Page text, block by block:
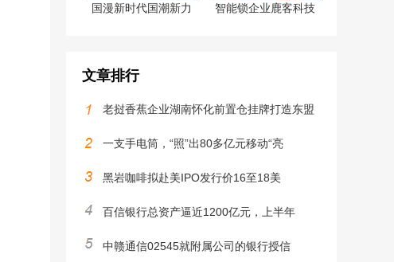
国漫新时代国潮新力 智能锁企业鹿客科技
文章排行
老挝香蕉企业湖南怀化前置仓挂牌打造东盟
一支手电筒，“照”出80多亿元移动“亮
黑岩咖啡拟赴美IPO发行价16至18美
百信银行总资产逼近1200亿元，上半年
中赣通信02545就附属公司的银行授信